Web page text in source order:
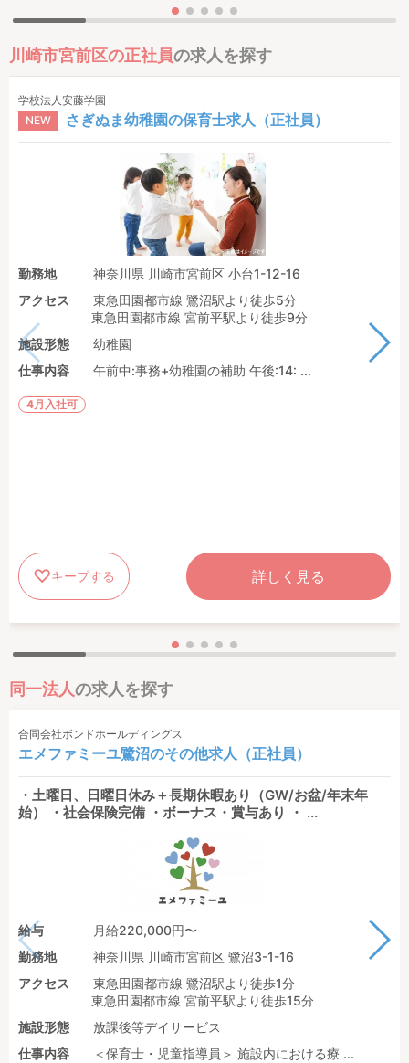
川崎市宮前区の正社員の求人を探す
学校法人安藤学園
NEW
さぎぬま幼稚園の保育士求人（正社員）
勤務地
神奈川県 川崎市宮前区 小台1-12-16
アクセス
東急田園都市線 鷺沼駅より徒歩5分
東急田園都市線 宮前平駅より徒歩9分
施設形態
幼稚園
仕事内容
午前中:事務+幼稚園の補助 午後:14: ...
4月入社可
キープする 詳しく見る
同一法人の求人を探す
合同会社ボンドホールディングス
エメファミーユ鷺沼のその他求人（正社員）
・土曜日、日曜日休み＋長期休暇あり（GW/お盆/年末年
始） ・社会保険完備 ・ボーナス・賞与あり ・ ...
給与
月給220,000円〜
勤務地
神奈川県 川崎市宮前区 鷺沼3-1-16
アクセス
東急田園都市線 鷺沼駅より徒歩1分
東急田園都市線 宮前平駅より徒歩15分
施設形態
放課後等デイサービス
仕事内容
＜保育士・児童指導員＞ 施設内における療 ...